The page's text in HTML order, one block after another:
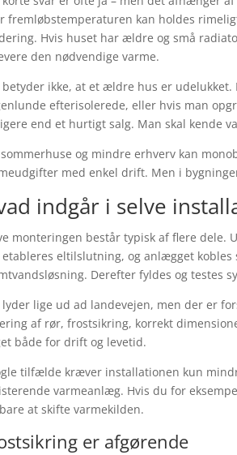
fremløbstemperaturen kan holdes
Hvis huset har ældre og små
den nødvendige varme.
betyder ikke, at et ældre hus er
efterisolerede, eller hvis man
end et hurtigt salg. Man skal kende
sommerhuse og mindre erhverv kan
med enkel drift. Men i
indgår i selve
monteringen består typisk af flere dele.
eltilslutning, og anlægget
Derefter fyldes og testes
lyder lige ud ad landevejen, men der er
af rør, frostsikring, korrekt
både for drift og levetid.
tilfælde kræver installationen kun
varmeanlæg. Hvis du for
at skifte varmekilden.
er afgørende